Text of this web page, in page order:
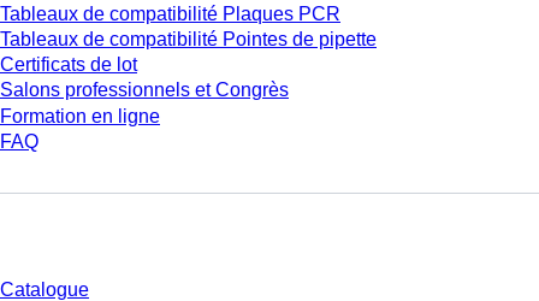
Tableaux de compatibilité Plaques PCR
Tableaux de compatibilité Pointes de pipette
Certificats de lot
Salons professionnels et Congrès
Formation en ligne
FAQ
Catalogue